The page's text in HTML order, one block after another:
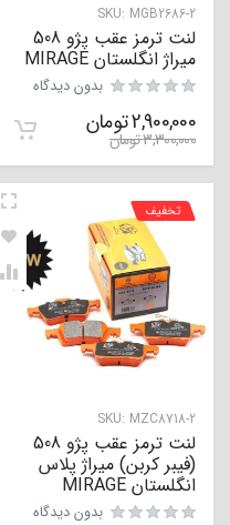
SKU: MGB2686-2
لنت ترمز عقب پژو 508
میراژ انگلستان MIRAGE
بدون دیدگاه
2,900,000تومان
3,300,000تومان
SKU: MZC8718-2
تخفیف
لنت ترمز عقب پژو 508
(فیبر کربن) میراژ پلاس
انگلستان MIRAGE
بدون دیدگاه